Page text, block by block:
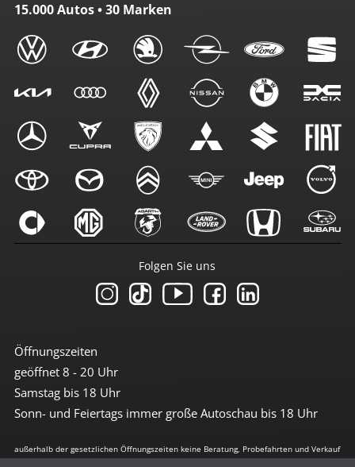
15.000 Autos • 30 Marken
Öffnungszeiten
geöffnet 8 - 20 Uhr
Samstag bis 18 Uhr
Sonn- und Feiertags immer große Autoschau bis 18 Uhr
Folgen Sie uns
außerhalb der gesetzlichen Öffnungszeiten keine Beratung, Probefahrten und Verkauf